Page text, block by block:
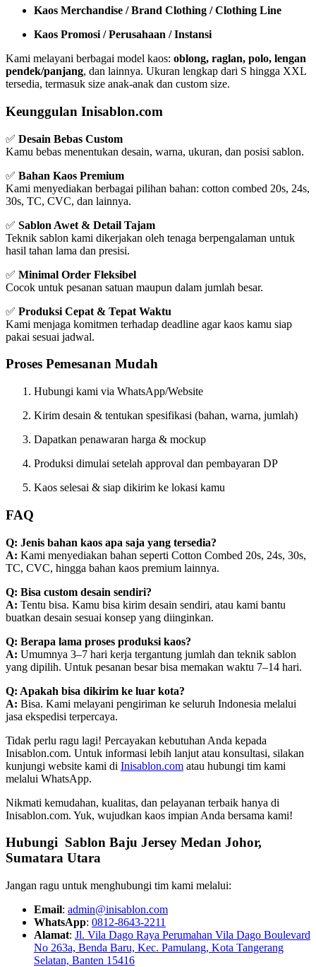
Kaos Merchandise / Brand Clothing / Clothing Line
Kaos Promosi / Perusahaan / Instansi
Kami melayani berbagai model kaos: oblong, raglan, polo, lengan
pendek/panjang, dan lainnya. Ukuran lengkap dari S hingga XXL
tersedia, termasuk size anak-anak dan custom size.
Keunggulan Inisablon.com
✅ Desain Bebas Custom
Kamu bebas menentukan desain, warna, ukuran, dan posisi sablon.
✅ Bahan Kaos Premium
Kami menyediakan berbagai pilihan bahan: cotton combed 20s, 24s,
30s, TC, CVC, dan lainnya.
✅ Sablon Awet & Detail Tajam
Teknik sablon kami dikerjakan oleh tenaga berpengalaman untuk
hasil tahan lama dan presisi.
✅ Minimal Order Fleksibel
Cocok untuk pesanan satuan maupun dalam jumlah besar.
✅ Produksi Cepat & Tepat Waktu
Kami menjaga komitmen terhadap deadline agar kaos kamu siap
pakai sesuai jadwal.
Proses Pemesanan Mudah
Hubungi kami via WhatsApp/Website
Kirim desain & tentukan spesifikasi (bahan, warna, jumlah)
Dapatkan penawaran harga & mockup
Produksi dimulai setelah approval dan pembayaran DP
Kaos selesai & siap dikirim ke lokasi kamu
FAQ
Q: Jenis bahan kaos apa saja yang tersedia?
A: Kami menyediakan bahan seperti Cotton Combed 20s, 24s, 30s,
TC, CVC, hingga bahan kaos premium lainnya.
Q: Bisa custom desain sendiri?
A: Tentu bisa. Kamu bisa kirim desain sendiri, atau kami bantu
buatkan desain sesuai konsep yang diinginkan.
Q: Berapa lama proses produksi kaos?
A: Umumnya 3–7 hari kerja tergantung jumlah dan teknik sablon
yang dipilih. Untuk pesanan besar bisa memakan waktu 7–14 hari.
Q: Apakah bisa dikirim ke luar kota?
A: Bisa. Kami melayani pengiriman ke seluruh Indonesia melalui
jasa ekspedisi terpercaya.
Tidak perlu ragu lagi! Percayakan kebutuhan Anda kepada
Inisablon.com. Untuk informasi lebih lanjut atau konsultasi, silakan
kunjungi website kami di Inisablon.com atau hubungi tim kami
melalui WhatsApp.
Nikmati kemudahan, kualitas, dan pelayanan terbaik hanya di
Inisablon.com. Yuk, wujudkan kaos impian Anda bersama kami!
Hubungi Sablon Baju Jersey Medan Johor,
Sumatara Utara
Jangan ragu untuk menghubungi tim kami melalui:
Email: admin@inisablon.com
WhatsApp: 0812-8643-2211
Alamat: Jl. Vila Dago Raya Perumahan Vila Dago Boulevard
No 263a, Benda Baru, Kec. Pamulang, Kota Tangerang
Selatan, Banten 15416